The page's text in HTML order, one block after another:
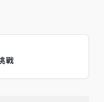
戰